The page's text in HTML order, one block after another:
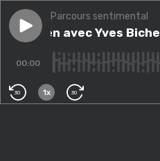
Play episodeEntretien avec
Parcours sentimental
Entretien avec Yves
00:00
30 1x 30